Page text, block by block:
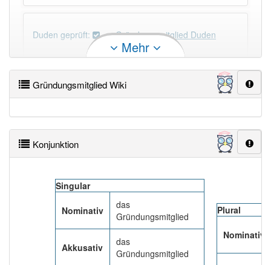
Duden geprüft: Gründungsmitglied Duden
PowerIndex:5
Häufigkeit: 4 von 10
einem anderen Artikeldas
99% unserer Spielapp-Nutzer haben den Artikel
korrekt erraten.
Mehr
Gründungsmitglied Wiki
Konjunktion
Singular
Nominativ
das
Gründungsmitglied
Akkusativ
das
Gründungsmitglied
Plural
Nominativ